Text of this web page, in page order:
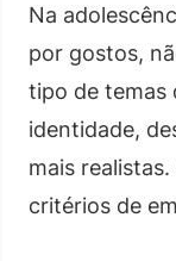
Na
por gostos,
tipo de temas
identidade,
mais
critérios de